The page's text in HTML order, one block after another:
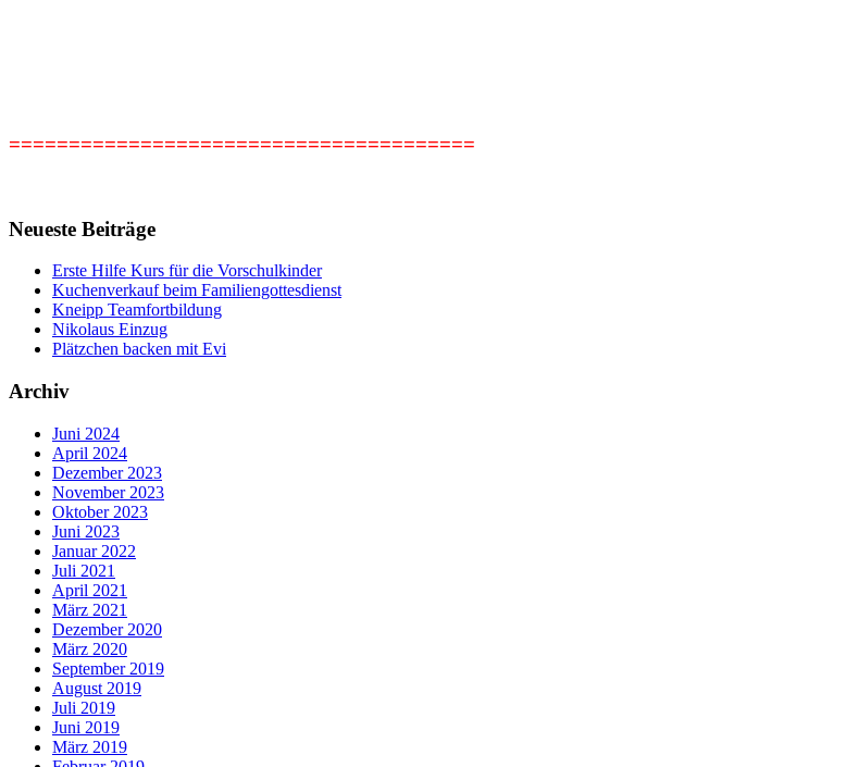
=======================================
Neueste Beiträge
Erste Hilfe Kurs für die Vorschulkinder
Kuchenverkauf beim Familiengottesdienst
Kneipp Teamfortbildung
Nikolaus Einzug
Plätzchen backen mit Evi
Archiv
Juni 2024
April 2024
Dezember 2023
November 2023
Oktober 2023
Juni 2023
Januar 2022
Juli 2021
April 2021
März 2021
Dezember 2020
März 2020
September 2019
August 2019
Juli 2019
Juni 2019
März 2019